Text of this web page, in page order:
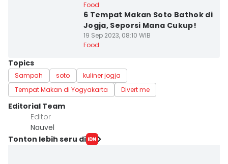
Food
6 Tempat Makan Soto Bathok di
Jogja, Seporsi Mana Cukup!
19 Sep 2023, 08:10 WIB
Food
Topics
Sampah soto
kuliner jogja
Tempat Makan di Yogyakarta
Divert me
Editorial Team
Editor
Nauvel
Tonton lebih seru di